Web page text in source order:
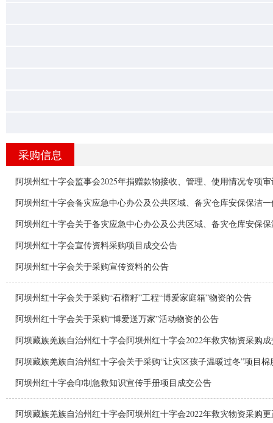
采购信息
阿坝州红十字会监事会2025年捐赠款物接收、管理、使用情况专项
阿坝州红十字会备灾应急中心办公及公共区域、备灾仓库安保保洁
阿坝州红十字会关于备灾应急中心办公及公共区域、备灾仓库安保
阿坝州红十字会宣传资料采购项目成交公告
阿坝州红十字会关于采购宣传资料的公告
阿坝州红十字会关于采购“石榴籽”工程“博爱家庭箱”物资的公告
阿坝州红十字会关于采购“博爱送万家”活动物资的公告
阿坝藏族羌族自治州红十字会阿坝州红十字会2022年救灾物资采购
阿坝藏族羌族自治州红十字会关于采购“让灾区孩子温暖过冬”项目
阿坝州红十字会印制急救知识宣传手册项目成交公告
阿坝藏族羌族自治州红十字会阿坝州红十字会2022年救灾物资采购